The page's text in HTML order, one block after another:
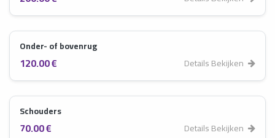
Onder- of bovenrug
120.00 € Details Bekijken
Schouders
70.00 € Details Bekijken